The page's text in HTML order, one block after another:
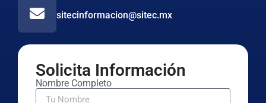
sitecinformacion@sitec.mx
Solicita Información
Nombre Completo